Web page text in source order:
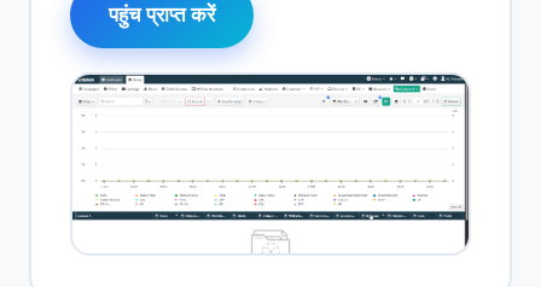
पहुंच प्राप्त करें